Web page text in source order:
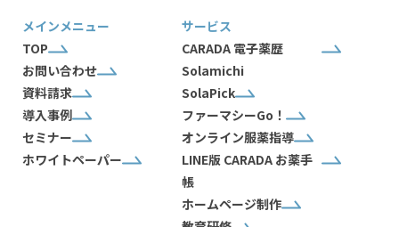
メインメニュー
TOP
お問い合わせ
資料請求
導入事例
セミナー
ホワイトペーパー
サービス
CARADA 電子薬歴
Solamichi
SolaPick
ファーマシーGo！
オンライン服薬指導
LINE版 CARADA お薬手
帳
ホームページ制作